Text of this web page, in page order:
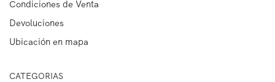
Condiciones de Venta
Devoluciones
Ubicación en mapa
CATEGORIAS